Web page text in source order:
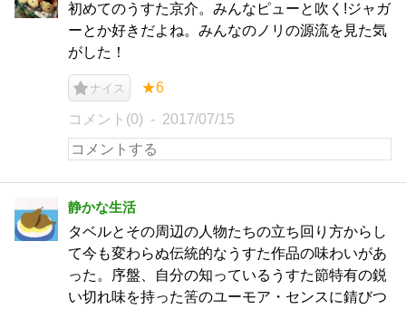
初めてのうすた京介。みんなピューと吹く!ジャガ
ーとか好きだよね。みんなのノリの源流を見た気
がした！
ナイス ★6
コメント(0) 2017/07/15
静かな生活
タベルとその周辺の人物たちの立ち回り方からし
て今も変わらぬ伝統的なうすた作品の味わいがあ
った。序盤、自分の知っているうすた節特有の鋭
い切れ味を持った筈のユーモア・センスに錆びつ